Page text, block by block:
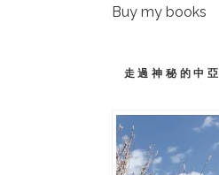
Buy my books
走過神秘的中亞